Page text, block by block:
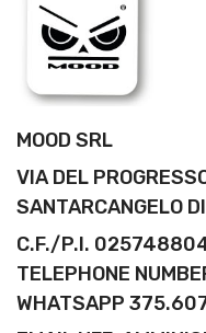
MOOD SRL
VIA DEL
SANTARCANGELO
C.F./P.I.
TELEPHONE
WHATSAPP